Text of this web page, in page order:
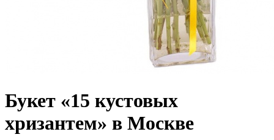
Букет «15 кустовых
хризантем» в Москве